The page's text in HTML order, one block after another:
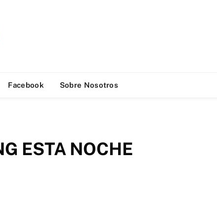
Facebook Sobre Nosotros
ESTA NOCHE